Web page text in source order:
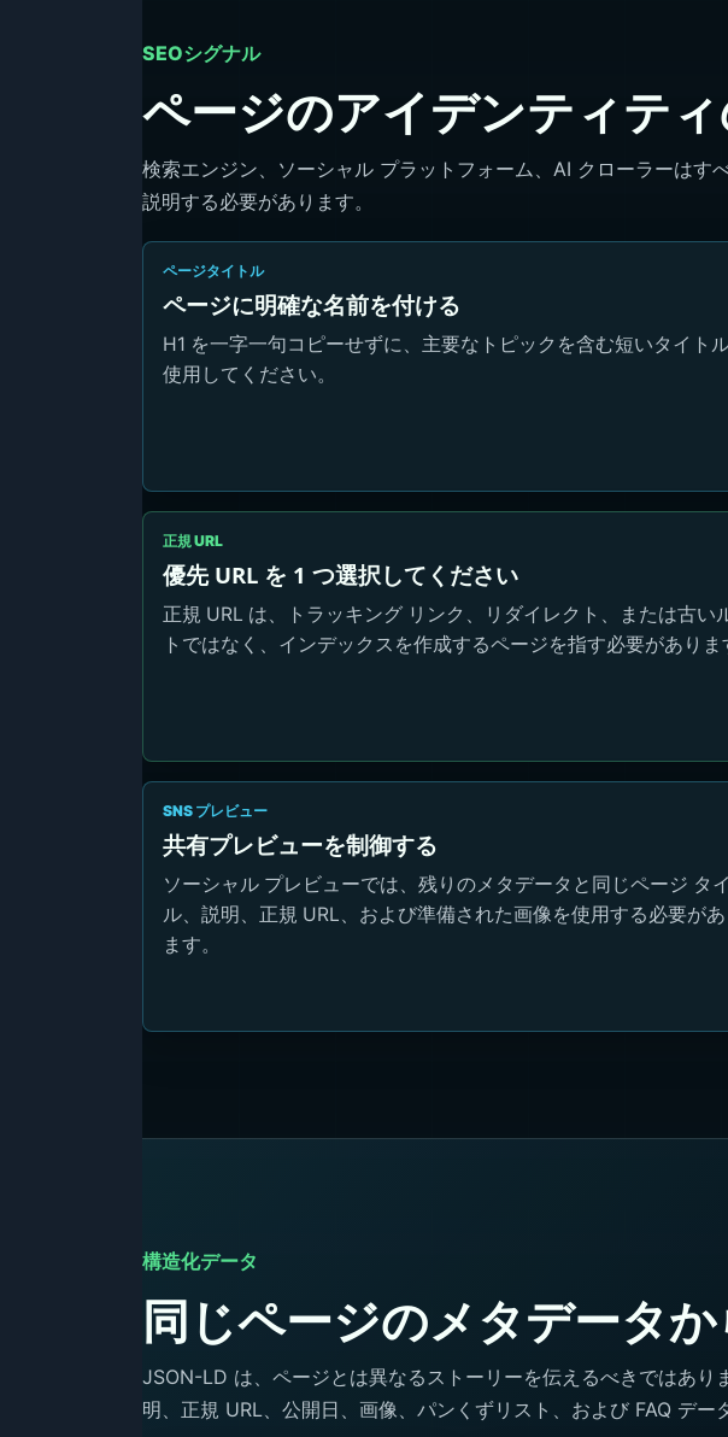
SEOシグナル
ページのアイデンティテ
検索エンジン、ソーシャル プラットフォーム、AI クローラーは
説明する必要があります。
ページタイトル
ページに明確な名前を付ける
H1 を一字一句コピーせずに、主要なトピックを含む短いタイト
使用してください。
正規 URL
優先 URL を 1 つ選択してください
正規 URL は、トラッキング リンク、リダイレクト、または古い
トではなく、インデックスを作成するページを指す必要がありま
SNS プレビュー
共有プレビューを制御する
ソーシャル プレビューでは、残りのメタデータと同じページ タ
ル、説明、正規 URL、および準備された画像を使用する必要があ
ます。
構造化データ
同じページのメタデータ
JSON-LD は、ページとは異なるストーリーを伝えるべきではあ
明、正規 URL、公開日、画像、パンくずリスト、および FAQ デー